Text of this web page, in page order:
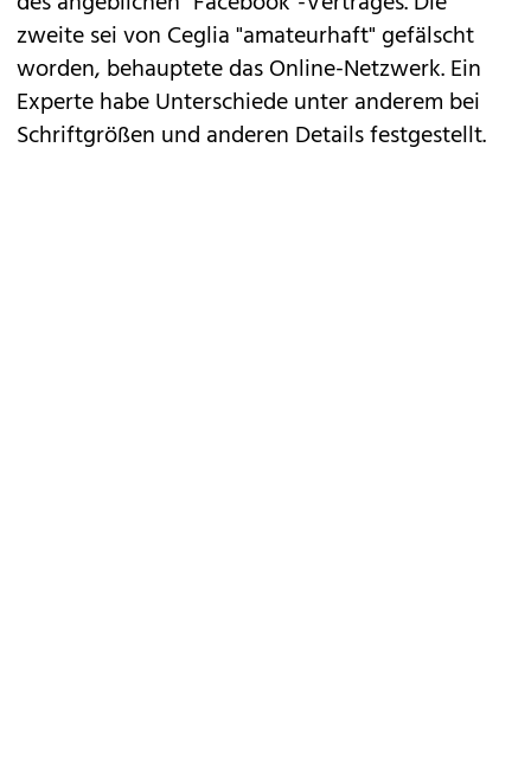
zweite sei von Ceglia "amateurhaft" gefälscht
worden, behauptete das Online-Netzwerk. Ein
Experte habe Unterschiede unter anderem bei
Schriftgrößen und anderen Details festgestellt.